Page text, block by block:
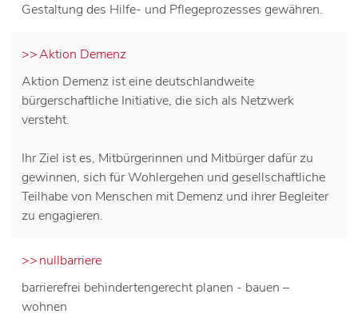
Gestaltung des Hilfe- und Pflegeprozesses gewähren.
Aktion Demenz
Aktion Demenz ist eine deutschlandweite
bürgerschaftliche Initiative, die sich als Netzwerk
versteht.
Ihr Ziel ist es, Mitbürgerinnen und Mitbürger dafür zu
gewinnen, sich für Wohlergehen und gesellschaftliche
Teilhabe von Menschen mit Demenz und ihrer Begleiter
zu engagieren.
nullbarriere
barrierefrei behindertengerecht planen - bauen –
wohnen